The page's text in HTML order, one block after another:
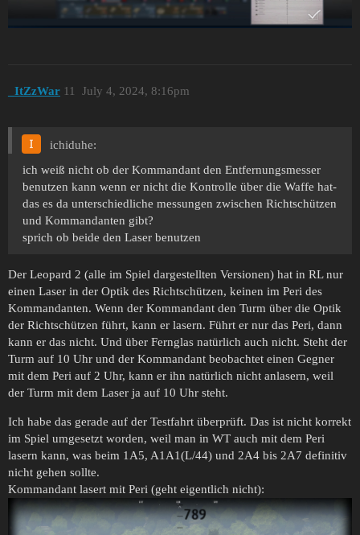
_ItZzWar July 4, 2024, 8:16pm
11
ichiduhe:
ich weiß nicht ob der Kommandant den Entfernungsmesser
benutzen kann wenn er nicht die Kontrolle über die Waffe hat-
das es da unterschiedliche messungen zwischen Richtschützen
und Kommandanten gibt?
sprich ob beide den Laser benutzen
Der Leopard 2 (alle im Spiel dargestellten Versionen) hat in RL nur
einen Laser in der Optik des Richtschützen, keinen im Peri des
Kommandanten. Wenn der Kommandant den Turm über die Optik
der Richtschützen führt, kann er lasern. Führt er nur das Peri, dann
kann er das nicht. Und über Fernglas natürlich auch nicht. Steht der
Turm auf 10 Uhr und der Kommandant beobachtet einen Gegner
mit dem Peri auf 2 Uhr, kann er ihn natürlich nicht anlasern, weil
der Turm mit dem Laser ja auf 10 Uhr steht.
Ich habe das gerade auf der Testfahrt überprüft. Das ist nicht korrekt
im Spiel umgesetzt worden, weil man in WT auch mit dem Peri
lasern kann, was beim 1A5, A1A1(L/44) und 2A4 bis 2A7 definitiv
nicht gehen sollte.
Kommandant lasert mit Peri (geht eigentlich nicht):